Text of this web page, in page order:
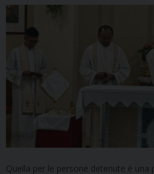
Quella per le persone detenute è una